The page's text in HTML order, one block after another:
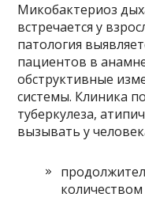
Микобактериоз
встречается у
патология
пациентов в
обструктивные
системы. Клиника
туберкулеза,
вызывать у